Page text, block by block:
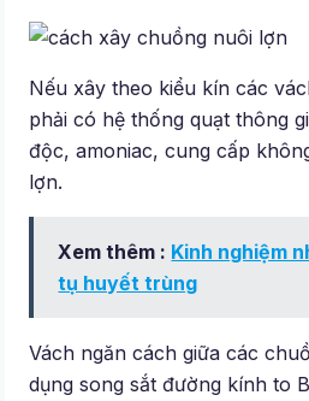
Nếu xây theo kiểu kín các
phải có hệ thống quạt thông
độc, amoniac, cung cấp
lợn.
Xem thêm : Kinh nghiệm
tụ huyết trùng
Vách ngăn cách giữa các
dụng song sắt đường kính to